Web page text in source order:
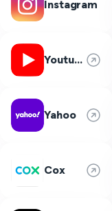
Instagram
Youtube
Yahoo
Cox